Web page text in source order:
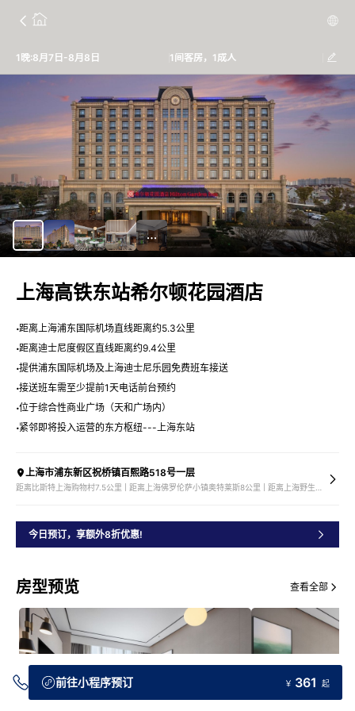
1晚:8月7日-8月8日 1间客房，1成人
上海高铁东站希尔顿花园酒店
距离上海浦东国际机场直线距离约5.3公里
距离迪士尼度假区直线距离约9.4公里
提供浦东国际机场及上海迪士尼乐园免费班车接送
接送班车需至少提前1天电话前台预约
位于综合性商业广场（天和广场内）
紧邻即将投入运营的东方枢纽---上海东站
上海市浦东新区祝桥镇百熙路518号一层
今日预订，享额外8折优惠!
房型预览 查看全部
前往小程序预订 ￥ 361 起